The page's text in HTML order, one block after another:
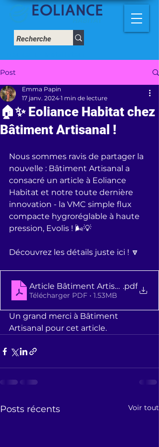
Post
🏠✨ Eoliance Habitat chez
Bâtiment Artisanal !
Emma Papin
17 janv. 2024 1 min de lecture
Nous sommes ravis de partager la
nouvelle : Bâtiment Artisanal a
consacré un article à Eoliance
Habitat et notre toute dernière
innovation - la VMC simple flux
compacte hygroréglable à haute
pression, Evolis ! 🌬️💡
Découvrez les détails juste ici ! 🔽
Article Bâtiment Artisanal n746
.pdf
Télécharger PDF • 1.53MB
Un grand merci à Bâtiment
Artisanal pour cet article.
Posts récents Voir tout